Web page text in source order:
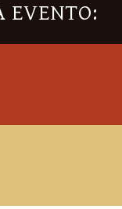
EVENTO: